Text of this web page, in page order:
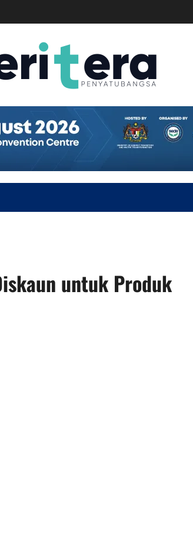
untuk Produk